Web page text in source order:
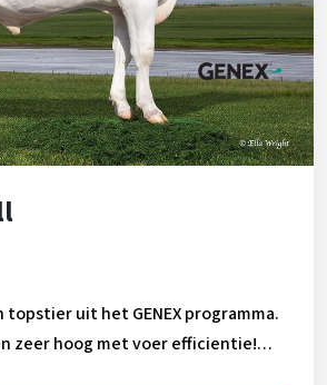
topstier uit het GENEX programma.
zeer hoog met voer efficientie!